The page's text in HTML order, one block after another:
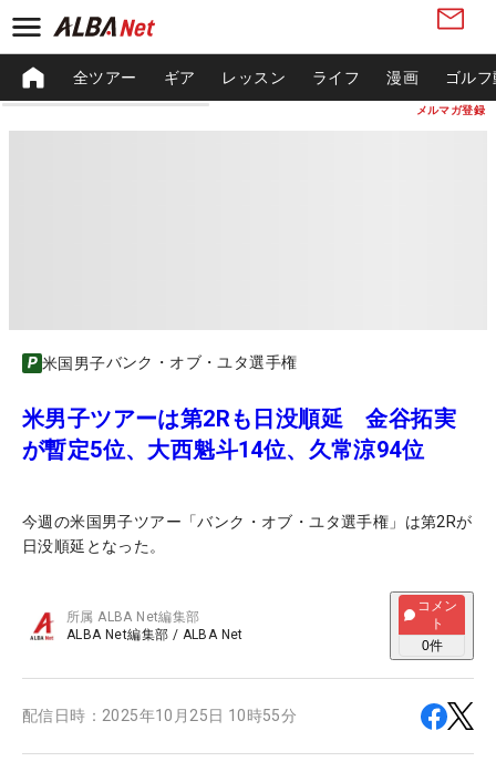
メルマガ登録
全ツアー ギア レッスン ライフ 漫画 ゴル
米国男子バンク・オブ・ユタ選手権
米男子ツアーは第2Rも日没順延 金谷拓実
が暫定5位、大西魁斗14位、久常涼94位
今週の米国男子ツアー「バンク・オブ・ユタ選手権」は第2Rが
日没順延となった。
所属ALBA Net編集部
ALBA Net編集部 / ALBA Net
コメン
ト
0件
配信日時： 2025年10月25日 10時55分